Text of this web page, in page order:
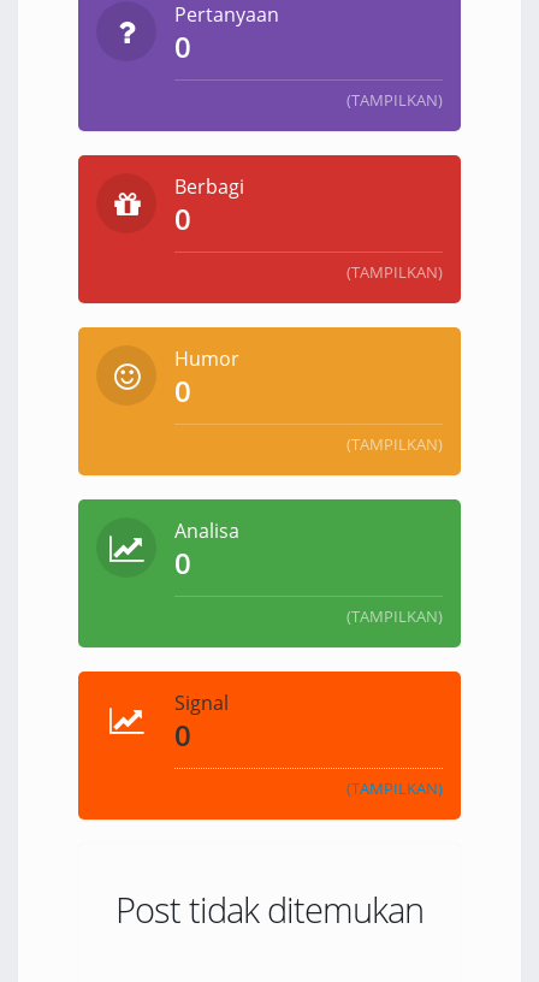
Pertanyaan
0
(TAMPILKAN)
Berbagi
0
(TAMPILKAN)
Humor
0
(TAMPILKAN)
Analisa
0
(TAMPILKAN)
Signal
0
(TAMPILKAN)
Post tidak ditemukan